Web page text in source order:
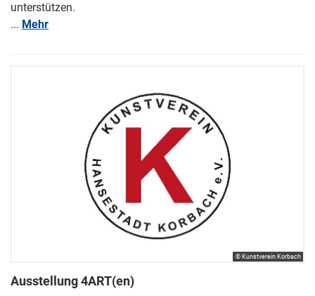
unterstützen.
... Mehr
Ausstellung 4ART(en)
© Kunstverein Korbach